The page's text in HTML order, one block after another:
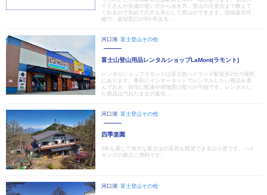
イドさんが装備の使い方から歩き方、登山の注意点まで教えて
くれるので初めての方も安心して登山ができます。現地返却可
能で、返却窓口が9か所ある...
河口湖 富士登山その他
富士山登山用品レンタルショップLaMont(ラモント)
レンタルショップラモントは富士急ハイランド駅徒歩2分の場所
にあります。事前にインターネットでレンタルしたい商品を選
んでおき、自宅に配達や現地受け取りが可能です。レンタルし
た商品は汚れたままの返却...
河口湖 富士登山その他
四季楽園
1年を通じて雄大な富士山の景色を眺望できる山小屋です。ハイ
キングの拠点に便利です。
河口湖 富士登山その他